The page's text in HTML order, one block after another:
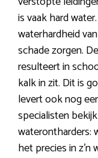
is vaak hard
waterhardheid
schade zorgen.
resulteert in
kalk in zit. Dit is
levert ook nog
specialisten
waterontharders:
het precies in